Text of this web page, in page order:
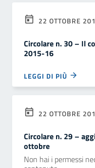
22 OTTOBRE
Circolare n. 30 – Il
2015-16
LEGGI DI PIÙ
22 OTTOBRE
Circolare n. 29 –
ottobre
Non hai i permessi